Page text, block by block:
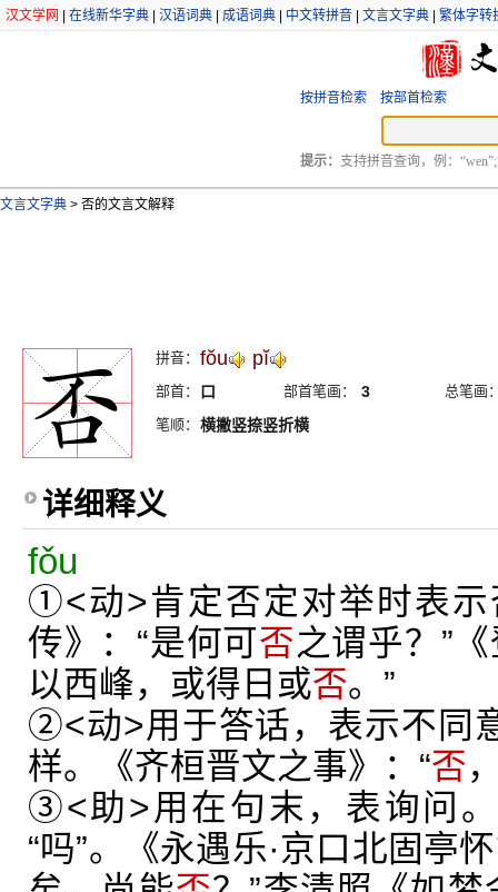
汉文学网 在线新华字典 汉语词典 成语词典 中文转拼音 文言文字典 繁体字转
按拼音检索 按部首检索
提示： 支持拼音查询，例：
文言文字典 > 否的文言文解释
拼音： fŏu pĭ
部首： 口 部首笔画： 3
总笔画
笔顺： 横撇竖捺竖折横
详细释义
fǒu
①<动>肯定否定对举时表示
传》：“是何可否之谓乎？”
以西峰，或得日或否。”
②<动>用于答话，表示不同
样。《齐桓晋文之事》：“否
③<助>用在句末，表询问。
“吗”。《永遇乐·京口北固亭